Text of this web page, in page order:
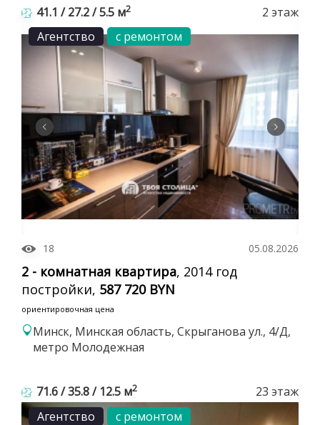
41.1 / 27.2 / 5.5 м2
2 этаж
Агентство
с ремонтом
18 05.08.2026
2 - комнатная квартира, 2014 год
постройки, 587 720 BYN
ориентировочная цена
Минск, Минская область, Скрыганова ул., 4/Д,
метро Молодежная
71.6 / 35.8 / 12.5 м2
23 этаж
Агентство
с ремонтом